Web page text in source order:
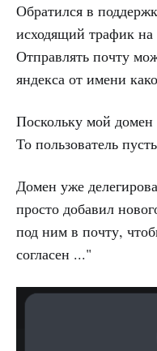
Обратился в
исходящий трафик на
Отправлять почту
яндекса от имени
Поскольку мой домен
То пользователь
Домен уже
просто добавил
под ним в почту,
согласен ..."